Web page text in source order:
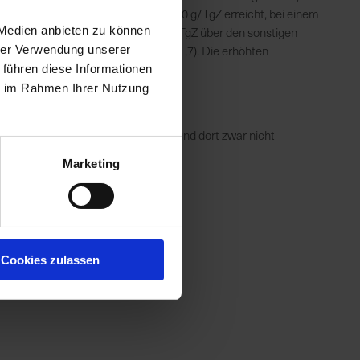
anbieten zu können
Verwendung unserer
diese Informationen
Rahmen Ihrer Nutzung
Marketing
Cookies zulassen
allerdings erstmals im Schnitt 1.050 g/TgZ erreicht, bei einem
von 126 kg. Das waren 40-60 g/TgZ über den sonstigen
höher als sonst (Durchschnitt 61,7). Die erhöhten
Mastschwein Mehrertrag.
gegenDurchfalleingesetzt und dort zwar nicht